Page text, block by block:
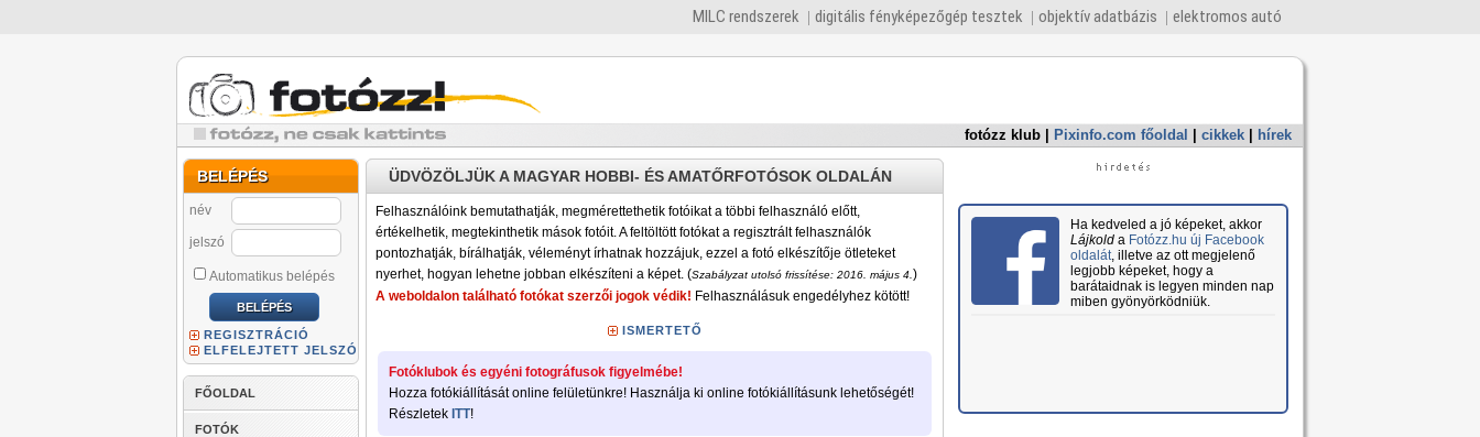
MILC rendszerek digitális fényképezőgép tesztek objektív adatbázis elektromos autó
fotózz klub Pixinfo.com főoldal cikkek hírek
BELÉPÉS
név
jelszó
Automatikus belépés
REGISZTRÁCIÓ
ELFELEJTETT JELSZÓ
FŐOLDAL
FOTÓK
ÜDVÖZÖLJÜK A MAGYAR HOBBI- ÉS AMATŐRFOTÓSOK OLDALÁN
Felhasználóink bemutathatják, megmérettethetik fotóikat a többi felhasználó előtt,
értékelhetik, megtekinthetik mások fotóit. A feltöltött fotókat a regisztrált felhasználók
pontozhatják, bírálhatják, véleményt írhatnak hozzájuk, ezzel a fotó elkészítője ötleteket
nyerhet, hogyan lehetne jobban elkészíteni a képet. (Szabályzat utolsó frissítése: 2016. május 4. )
A weboldalon található fotókat szerzői jogok védik! Felhasználásuk engedélyhez kötött!
ISMERTETŐ
Fotóklubok és egyéni fotográfusok figyelmébe!
Hozza fotókiállítását online felületünkre! Használja ki online fotókiállításunk lehetőségét!
Részletek ITT!
Ha kedveled a jó képeket, akkor
Lájkolda Fotózz.hu új Facebook
oldalát, illetve az ott megjelenő
legjobb képeket, hogy a
barátaidnak is legyen minden nap
miben gyönyörködniük.